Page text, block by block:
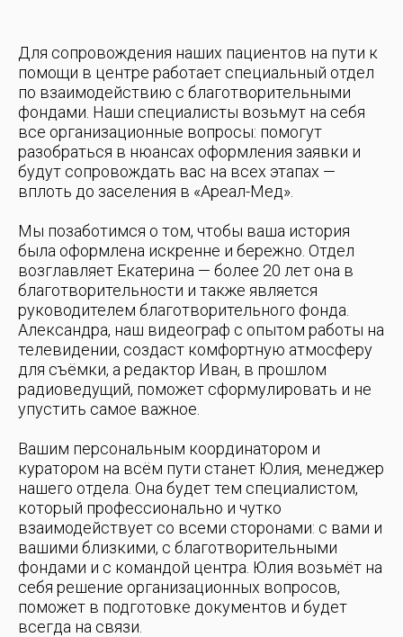
Для сопровождения наших пациентов на пути к
помощи в центре работает специальный отдел
по взаимодействию с благотворительными
фондами. Наши специалисты возьмут на себя
все организационные вопросы: помогут
разобраться в нюансах оформления заявки и
будут сопровождать вас на всех этапах —
вплоть до заселения в «Ареал-Мед».
Мы позаботимся о том, чтобы ваша история
была оформлена искренне и бережно. Отдел
возглавляет Екатерина — более 20 лет она в
благотворительности и также является
руководителем благотворительного фонда.
Александра, наш видеограф с опытом работы на
телевидении, создаст комфортную атмосферу
для съёмки, а редактор Иван, в прошлом
радиоведущий, поможет сформулировать и не
упустить самое важное.
Вашим персональным координатором и
куратором на всём пути станет Юлия, менеджер
нашего отдела. Она будет тем специалистом,
который профессионально и чутко
взаимодействует со всеми сторонами: с вами и
вашими близкими, с благотворительными
фондами и с командой центра. Юлия возьмёт на
себя решение организационных вопросов,
поможет в подготовке документов и будет
всегда на связи.